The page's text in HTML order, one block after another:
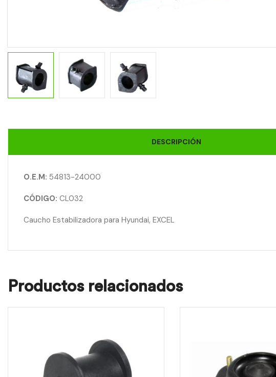
DESCRIPCIÓN
O.E.M: 54813-24000
CÓDIGO: CL032
Caucho Estabilizadora para Hyundai, EXCEL
Productos relacionados